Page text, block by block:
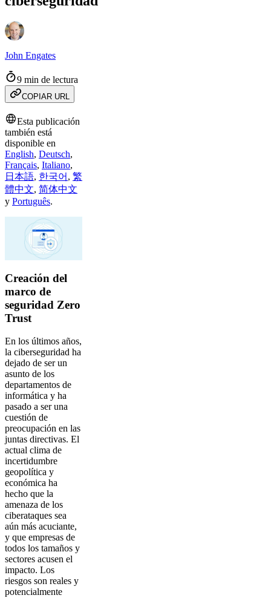
John Engates
9 min de lectura
COPIAR URL
Esta publicación
también está
disponible en
English, Deutsch,
Français, Italiano,
日本語, 한국어 , 繁
體中文, 简体中文
y Português.
Creación del
marco de
seguridad Zero
Trust
En los últimos años,
la ciberseguridad ha
dejado de ser un
asunto de los
departamentos de
informática y ha
pasado a ser una
cuestión de
preocupación en las
juntas directivas. El
actual clima de
incertidumbre
geopolítica y
económica ha
hecho que la
amenaza de los
ciberataques sea
aún más acuciante,
y que empresas de
todos los tamaños y
sectores acusen el
impacto. Los
riesgos son reales y
potencialmente